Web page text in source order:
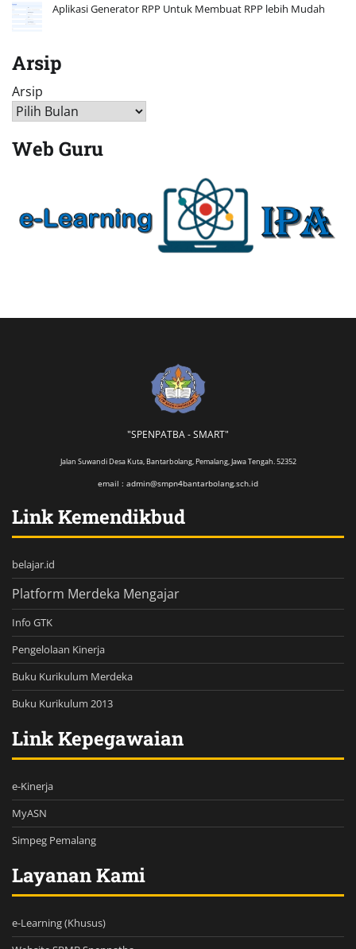
Aplikasi Generator RPP Untuk Membuat RPP lebih Mudah
Arsip
Arsip
Web Guru
"SPENPATBA - SMART"
Jalan Suwandi Desa Kuta, Bantarbolang, Pemalang, Jawa Tengah. 52352
email : admin@smpn4bantarbolang.sch.id
Link Kemendikbud
belajar.id
Platform Merdeka Mengajar
Info GTK
Pengelolaan Kinerja
Buku Kurikulum Merdeka
Buku Kurikulum 2013
Link Kepegawaian
e-Kinerja
MyASN
Simpeg Pemalang
Layanan Kami
e-Learning (Khusus)